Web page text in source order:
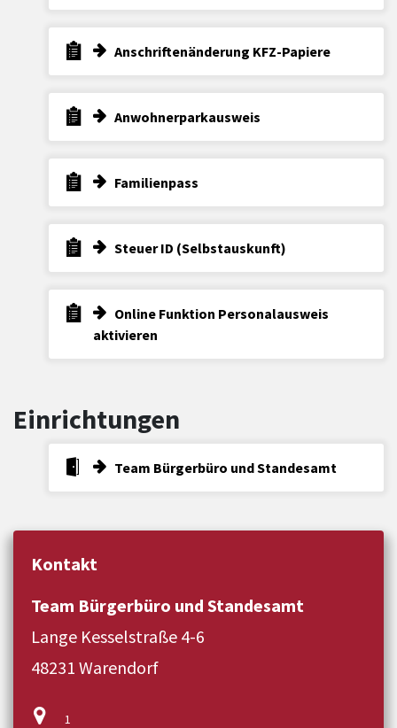
Anschriftenänderung KFZ-Papiere
Anwohnerparkausweis
Familienpass
Steuer ID (Selbstauskunft)
Online Funktion Personalausweis
aktivieren
Einrichtungen
Team Bürgerbüro und Standesamt
Kontakt
Team Bürgerbüro und Standesamt
Lange Kesselstraße 4-6
48231 Warendorf
1